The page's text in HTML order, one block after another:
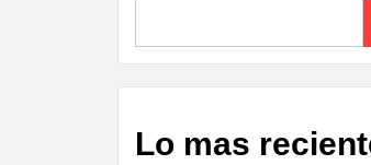
Lo mas